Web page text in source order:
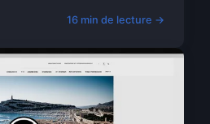
16 min de lecture →